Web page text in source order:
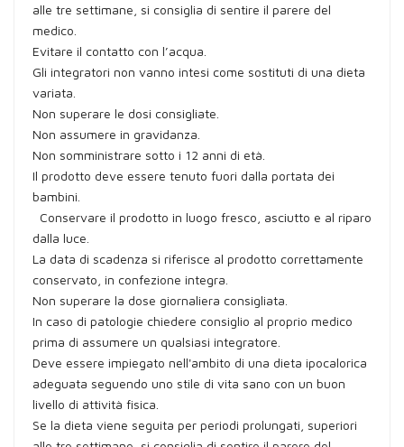
alle tre settimane, si consiglia di sentire il parere del
medico.
Evitare il contatto con l’acqua.
Gli integratori non vanno intesi come sostituti di una dieta
variata.
Non superare le dosi consigliate.
Non assumere in gravidanza.
Non somministrare sotto i 12 anni di età.
Il prodotto deve essere tenuto fuori dalla portata dei
bambini.
Conservare il prodotto in luogo fresco, asciutto e al riparo
dalla luce.
La data di scadenza si riferisce al prodotto correttamente
conservato, in confezione integra.
Non superare la dose giornaliera consigliata.
In caso di patologie chiedere consiglio al proprio medico
prima di assumere un qualsiasi integratore.
Deve essere impiegato nell'ambito di una dieta ipocalorica
adeguata seguendo uno stile di vita sano con un buon
livello di attività fisica.
Se la dieta viene seguita per periodi prolungati, superiori